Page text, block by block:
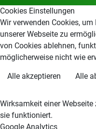
Cookies Einstellungen
Wir verwenden Cookies,
unserer Webseite zu
von Cookies ablehnen,
möglicherweise nicht wie
Alle akzeptieren Alle
Wirksamkeit einer
sie funktioniert.
Google Analytics